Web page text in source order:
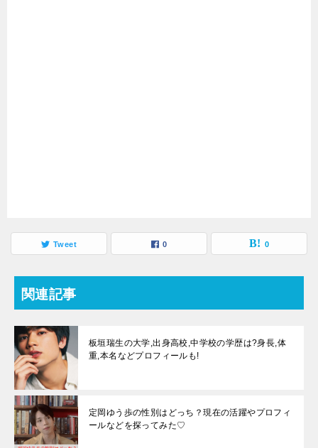
Tweet 0 0
関連記事
板垣瑞生の大学,出身高校,中学校の学歴は?身長,体
重,本名などプロフィールも!
定岡ゆう歩の性別はどっち？現在の活躍やプロフィ
ールなどを探ってみた♡